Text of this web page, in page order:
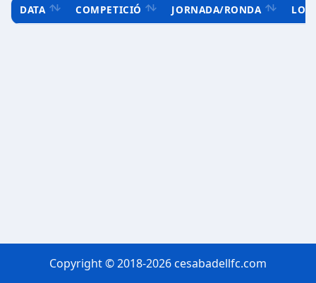
DATA COMPETICIÓ JORNADA/RONDA
Copyright © 2018-2026 cesabadellfc.com